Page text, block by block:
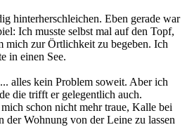
hinterherschleichen. Eben gerade war
Ich musste selbst mal auf den Topf,
mich zur Örtlichkeit zu begeben. Ich
in einen See.
alles kein Problem soweit. Aber ich
die trifft er gelegentlich auch.
schon nicht mehr traue, Kalle bei
der Wohnung von der Leine zu lassen